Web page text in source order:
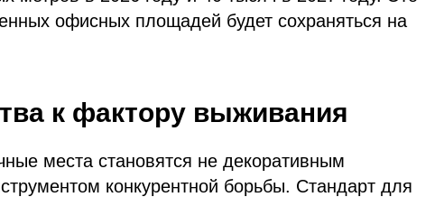
офисных площадей будет сохраняться на
к фактору выживания
места становятся не декоративным
конкурентной борьбы. Стандарт для